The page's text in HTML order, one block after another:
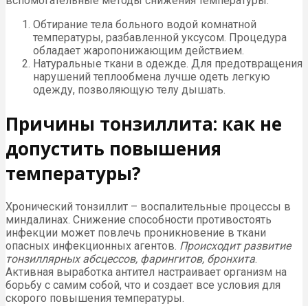
Обтирание тела больного водой комнатной
температуры, разбавленной уксусом. Процедура
обладает жаропонижающим действием.
Натуральные ткани в одежде. Для предотвращения
нарушений теплообмена лучше одеть легкую
одежду, позволяющую телу дышать.
Причины тонзиллита: как не
допустить повышения
температуры?
Хронический тонзиллит – воспалительные процессы в
миндалинах. Снижение способности противостоять
инфекции может повлечь проникновение в ткани
опасных инфекционных агентов. Происходит развитие
тонзиллярных абсцессов, фарингитов, бронхита.
Активная выработка антител настраивает организм на
борьбу с самим собой, что и создает все условия для
скорого повышения температуры.